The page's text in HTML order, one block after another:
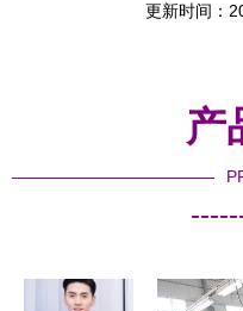
更新时间：
产